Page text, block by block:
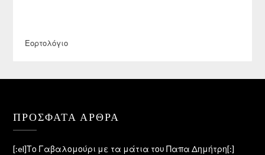
Εορτολόγιο
ΠΡΌΣΦΑΤΑ ΆΡΘΡΑ
[:el]Το Γαβαλομούρι με τα μάτια του Παπα Δημήτρη[:]